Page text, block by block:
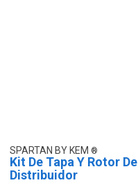
SPARTAN BY KEM
Kit De Tapa Y Rotor De
Distribuidor